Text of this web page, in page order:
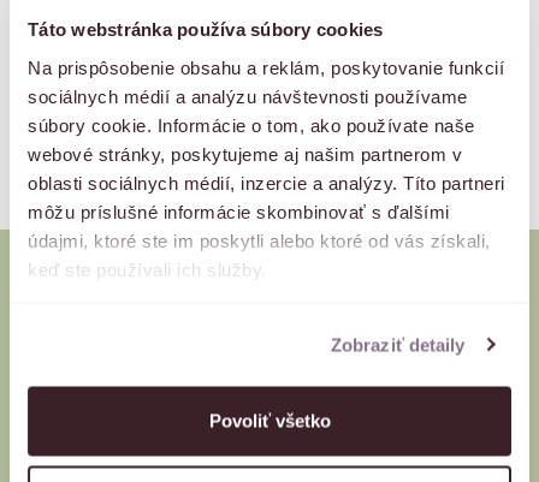
Táto webstránka používa súbory cookies
Na prispôsobenie obsahu a reklám, poskytovanie funkcií
sociálnych médií a analýzu návštevnosti používame
súbory cookie. Informácie o tom, ako používate naše
webové stránky, poskytujeme aj našim partnerom v
oblasti sociálnych médií, inzercie a analýzy. Títo partneri
môžu príslušné informácie skombinovať s ďalšími
údajmi, ktoré ste im poskytli alebo ktoré od vás získali,
keď ste používali ich služby.
Zobraziť detaily
Povoliť všetko
O váš rezidenčný komfort sa stará HABERL Real Estate,
súčasť investičnej skupiny HABERL. Symbiózu s lokalitou,
budúcnosť docieľujeme spájaním sa s prémiovými partnermi.